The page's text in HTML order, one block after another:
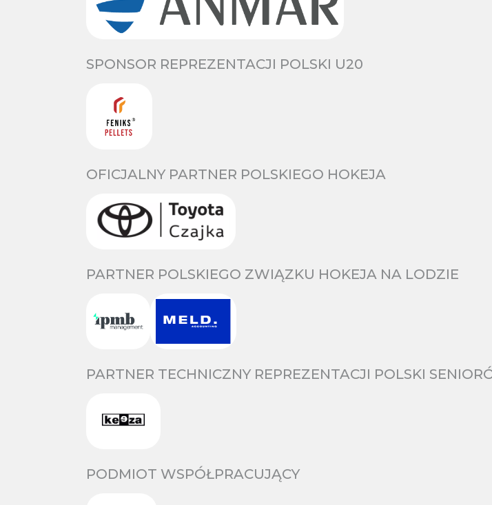
SPONSOR REPREZENTACJI POLSKI U20
OFICJALNY PARTNER POLSKIEGO HOKEJA
PARTNER POLSKIEGO ZWIĄZKU HOKEJA NA LODZIE
PARTNER TECHNICZNY REPREZENTACJI POLSKI
PODMIOT WSPÓŁPRACUJĄCY